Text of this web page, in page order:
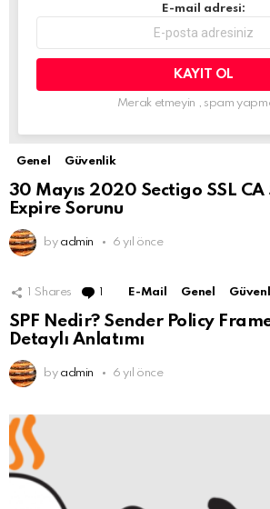
E-mail adresi:
Merak etmeyin , spam
Genel Güvenlik
30 Mayıs 2020 Sectigo SSL CA
Expire Sorunu
by admin 6 yıl önce
1 Shares 1 Comment
E-Mail Genel
SPF Nedir? Sender Policy
Detaylı Anlatımı
by admin 6 yıl önce